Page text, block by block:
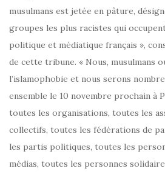
musulmans est jetée en pâture,
groupes les plus racistes qui
politique et médiatique français »,
de cette tribune. « Nous, musulmans
l’islamophobie et nous serons
ensemble le 10 novembre prochain à
toutes les organisations, toutes les
collectifs, toutes les fédérations de
les partis politiques, toutes les
médias, toutes les personnes